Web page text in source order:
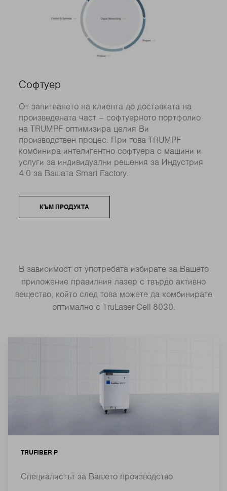
Софтуер
От запитването на клиента до доставката на
произведената част – софтуерното портфолио
на TRUMPF оптимизира целия Ви
производствен процес. При това TRUMPF
комбинира интелигентно софтуера с машини и
услуги за индивидуални решения за Индустрия
4.0 за Вашата Smart Factory.
КЪМ ПРОДУКТА
В зависимост от употребата избирате за Вашето
приложение правилния лазер с твърдо активно
вещество, който след това можете да комбинирате
оптимално с TruLaser Cell 8030.
TRUFIBER P
Специалистът за Вашето производство